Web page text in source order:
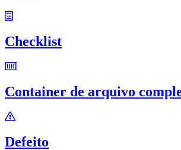
Checklist
Container de arquivo
Defeito